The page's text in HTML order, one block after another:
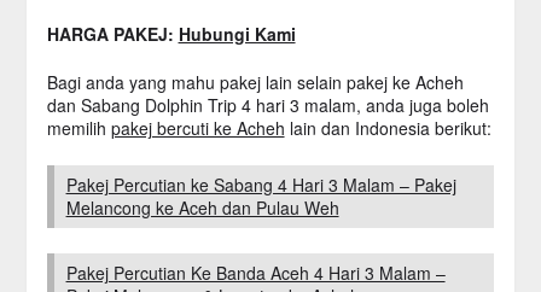
HARGA PAKEJ: Hubungi Kami
Bagi anda yang mahu pakej lain selain pakej ke Acheh
dan Sabang Dolphin Trip 4 hari 3 malam, anda juga boleh
memilih pakej bercuti ke Acheh lain dan Indonesia berikut:
Pakej Percutian ke Sabang 4 Hari 3 Malam – Pakej
Melancong ke Aceh dan Pulau Weh
Pakej Percutian Ke Banda Aceh 4 Hari 3 Malam –